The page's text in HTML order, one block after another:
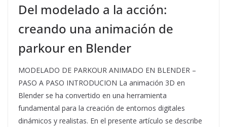
Del modelado a la acción:
creando una animación de
parkour en Blender
MODELADO DE PARKOUR ANIMADO EN BLENDER –
PASO A PASO INTRODUCION La animación 3D en
Blender se ha convertido en una herramienta
fundamental para la creación de entornos digitales
dinámicos y realistas. En el presente artículo se describe